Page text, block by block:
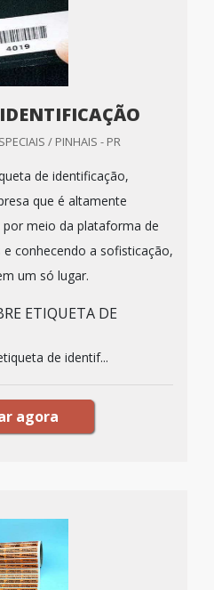
/ PINHAIS - PR
de identificação,
que é altamente
meio da plataforma de
conhecendo a sofisticação,
um só lugar.
ETIQUETA DE
de identif...
agora